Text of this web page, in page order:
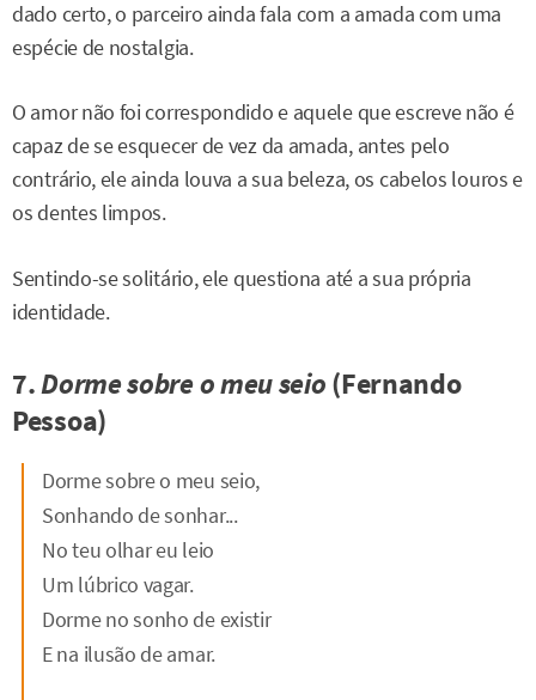
dado certo, o parceiro ainda fala com a amada com uma
espécie de nostalgia.
O amor não foi correspondido e aquele que escreve não é
capaz de se esquecer de vez da amada, antes pelo
contrário, ele ainda louva a sua beleza, os cabelos louros e
os dentes limpos.
Sentindo-se solitário, ele questiona até a sua própria
identidade.
7.Dorme sobre o meu seio(Fernando
Pessoa)
Dorme sobre o meu seio,
Sonhando de sonhar...
No teu olhar eu leio
Um lúbrico vagar.
Dorme no sonho de existir
E na ilusão de amar.